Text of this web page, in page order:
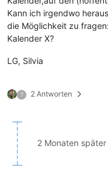
Kann ich irgendwo
die Möglichkeit zu
Kalender X?
LG, Silvia
? 2 Antworten
2 Monaten später